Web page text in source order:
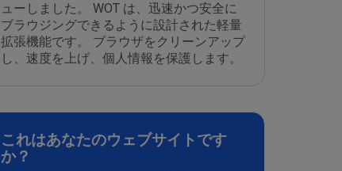
ューしました。 WOT は、迅速かつ安全に
ブラウジングできるように設計された軽量
拡張機能です。 ブラウザをクリーンアップ
し、速度を上げ、個人情報を保護します。
これはあなたのウェブサイトです
か？